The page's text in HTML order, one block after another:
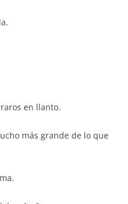
en llanto.
más grande de lo que